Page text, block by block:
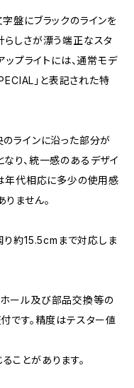
盤にブラックのラインを
らしさが漂う端正なスタ
ップライトには、通常モデ
」と表記された特
ラインに沿った部分が
り、統一感のあるデザイ
年代相応に多少の使用感
ません。
り約15.5cmまで対応しま
ール及び部品交換等の
です。精度はテスター値
ことがあります。